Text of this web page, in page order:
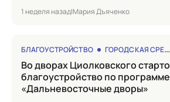
1 неделя назад|Мария Дъяченко
БЛАГОУСТРОЙСТВО ГОРОДСКАЯ СРЕДА
Во дворах Циолковского стартовало
благоустройство по программе
«Дальневосточные дворы»